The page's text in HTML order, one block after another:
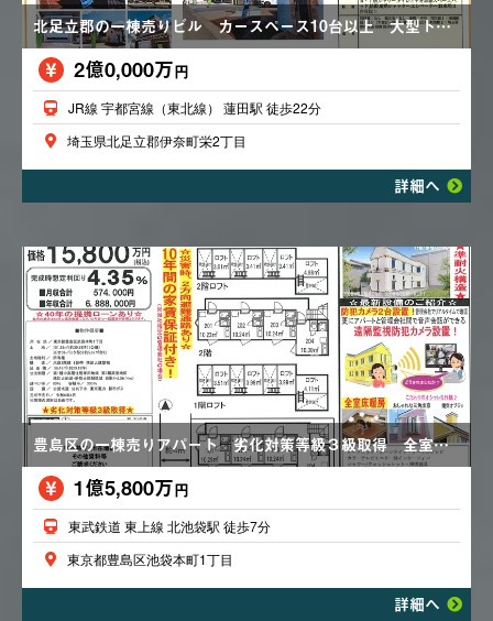
北足立郡の一棟売りビル カースペース10台以上 大型トラック搬入可 収納スペース エレベーター
2億0,000万円
JR線 宇都宮線（東北線） 蓮田駅 徒歩22分
埼玉県北足立郡伊奈町栄2丁目
詳細へ
豊島区の一棟売りアパート 劣化対策等級３級取得 全室床暖房 オートロック カラーモニター付インターホン
1億5,800万円
東武鉄道 東上線 北池袋駅 徒歩7分
東京都豊島区池袋本町1丁目
詳細へ